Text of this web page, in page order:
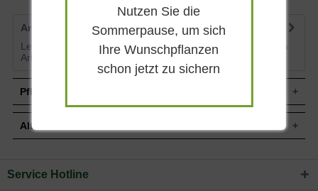
Artikelfragen
0
Lesen Sie von weiteren Kunden gestellte Fragen zu diesem
Artikel
Pflegehinweise
Pflanz- und Pflegetipps Juniperus chinensis
weißbunter chinenischer Wacholder
Alternative Pflanzen
Sie suchen eine Alternative?
Nutzen Sie die
Sommerpause, um sich
Ihre Wunschpflanzen
schon jetzt zu sichern
Service Hotline